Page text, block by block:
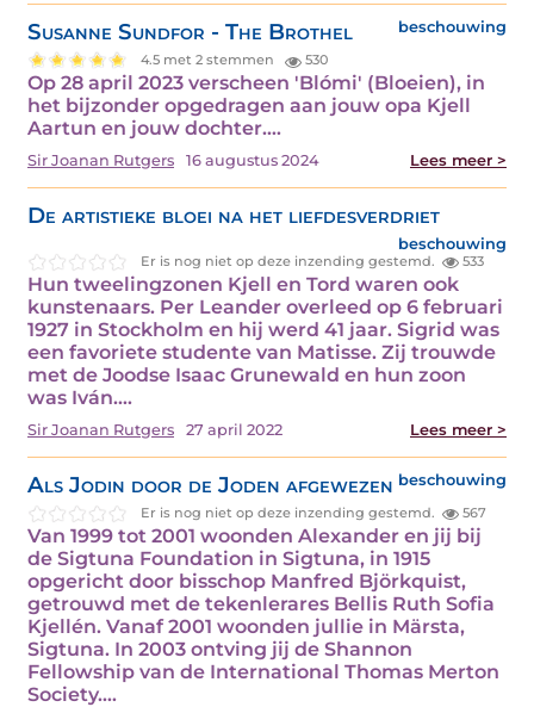
Susanne Sundfor - The Brothel beschouwing
4.5 met 2 stemmen 530
Op 28 april 2023 verscheen 'Blómi' (Bloeien), in
het bijzonder opgedragen aan jouw opa Kjell
Aartun en jouw dochter.…
Sir Joanan Rutgers 16 augustus 2024 Lees meer >
De artistieke bloei na het liefdesverdriet
beschouwing
Er is nog niet op deze inzending gestemd. 533
Hun tweelingzonen Kjell en Tord waren ook
kunstenaars. Per Leander overleed op 6 februari
1927 in Stockholm en hij werd 41 jaar. Sigrid was
een favoriete studente van Matisse. Zij trouwde
met de Joodse Isaac Grunewald en hun zoon
was Iván.…
Sir Joanan Rutgers 27 april 2022 Lees meer >
Als Jodin door de Joden afgewezen beschouwing
Er is nog niet op deze inzending gestemd. 567
Van 1999 tot 2001 woonden Alexander en jij bij
de Sigtuna Foundation in Sigtuna, in 1915
opgericht door bisschop Manfred Björkquist,
getrouwd met de tekenlerares Bellis Ruth Sofia
Kjellén. Vanaf 2001 woonden jullie in Märsta,
Sigtuna. In 2003 ontving jij de Shannon
Fellowship van de International Thomas Merton
Society.…